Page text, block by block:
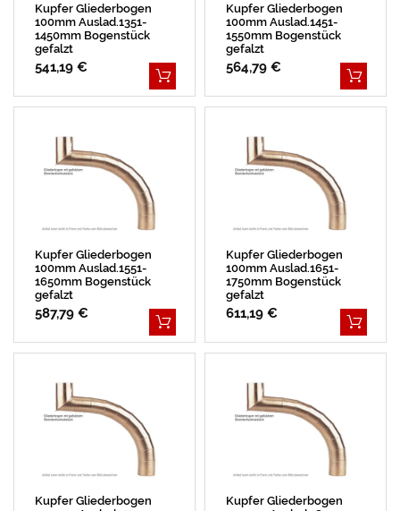
Kupfer Gliederbogen
100mm Auslad.1351-
1450mm Bogenstück
gefalzt
541,19 €
Kupfer Gliederbogen
100mm Auslad.1451-
1550mm Bogenstück
gefalzt
564,79 €
Kupfer Gliederbogen
100mm Auslad.1551-
1650mm Bogenstück
gefalzt
587,79 €
Kupfer Gliederbogen
100mm Auslad.1651-
1750mm Bogenstück
gefalzt
611,19 €
Kupfer Gliederbogen
Kupfer Gliederbogen